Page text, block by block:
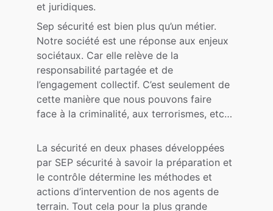
et juridiques.
Sep sécurité est bien plus qu’un métier.
Notre société est une réponse aux enjeux
sociétaux. Car elle relève de la
responsabilité partagée et de
l’engagement collectif. C’est seulement de
cette manière que nous pouvons faire
face à la criminalité, aux terrorismes, etc…
La sécurité en deux phases développées
par SEP sécurité à savoir la préparation et
le contrôle détermine les méthodes et
actions d’intervention de nos agents de
terrain. Tout cela pour la plus grande